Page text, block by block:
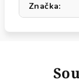
Značka: